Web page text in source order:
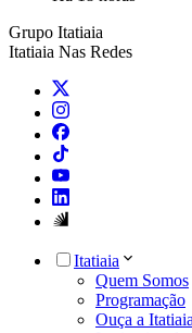
Grupo Itatiaia
Itatiaia Nas Redes
Itatiaia
Quem Somos
Programação
Ouça a